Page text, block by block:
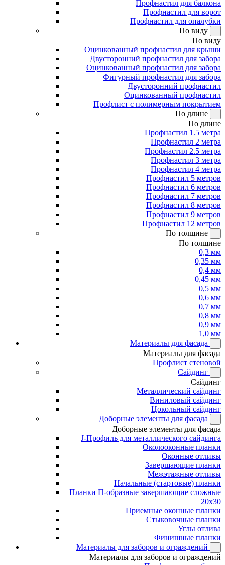
Профнастил для балкона
Профнастил для ворот
Профнастил для опалубки
По виду
По виду
Оцинкованный профнастил для крыши
Двусторонний профнастил для забора
Оцинкованный профнастил для забора
Фигурный профнастил для забора
Двусторонний профнастил
Оцинкованный профнастил
Профлист с полимерным покрытием
По длине
По длине
Профнастил 1.5 метра
Профнастил 2 метра
Профнастил 2.5 метра
Профнастил 3 метра
Профнастил 4 метра
Профнастил 5 метров
Профнастил 6 метров
Профнастил 7 метров
Профнастил 8 метров
Профнастил 9 метров
Профнастил 12 метров
По толщине
По толщине
0,3 мм
0,35 мм
0,4 мм
0,45 мм
0,5 мм
0,6 мм
0,7 мм
0,8 мм
0,9 мм
1,0 мм
Материалы для фасада
Материалы для фасада
Профлист стеновой
Сайдинг
Сайдинг
Металлический сайдинг
Виниловый сайдинг
Цокольный сайдинг
Доборные элементы для фасада
Доборные элементы для фасада
J-Профиль для металлического сайдинга
Околооконные планки
Оконные отливы
Завершающие планки
Межэтажные отливы
Начальные (стартовые) планки
Планки П-образные завершающие сложные
20x30
Приемные оконные планки
Стыковочные планки
Углы отлива
Финишные планки
Материалы для заборов и ограждений
Материалы для заборов и ограждений